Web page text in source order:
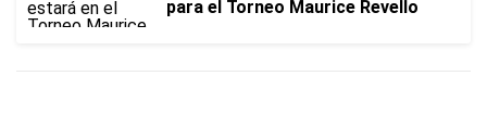
para el Torneo Maurice Revello